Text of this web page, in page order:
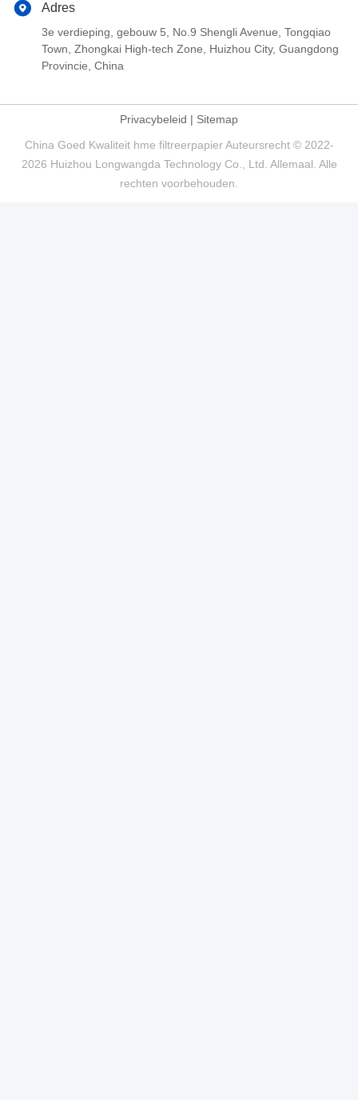
Adres
3e verdieping, gebouw 5, No.9 Shengli Avenue, Tongqiao
Town, Zhongkai High-tech Zone, Huizhou City, Guangdong
Provincie, China
Privacybeleid | Sitemap
China Goed Kwaliteit hme filtreerpapier Auteursrecht © 2022-
2026 Huizhou Longwangda Technology Co., Ltd. Allemaal. Alle
rechten voorbehouden.